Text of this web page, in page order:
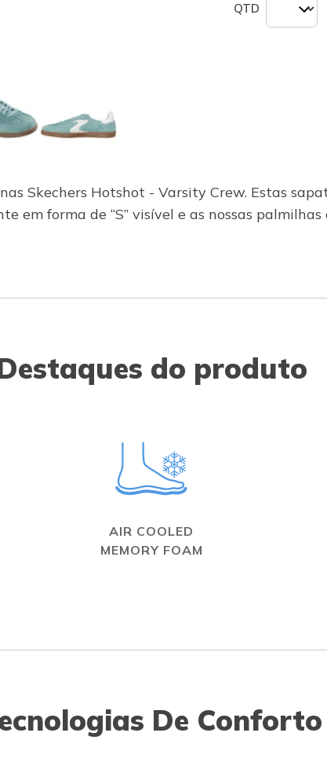
QTD
Skechers Hotshot - Varsity Crew. Estas
em forma de “S” visível e as nossas
do produto
AIR COOLED
MEMORY FOAM
De Conforto